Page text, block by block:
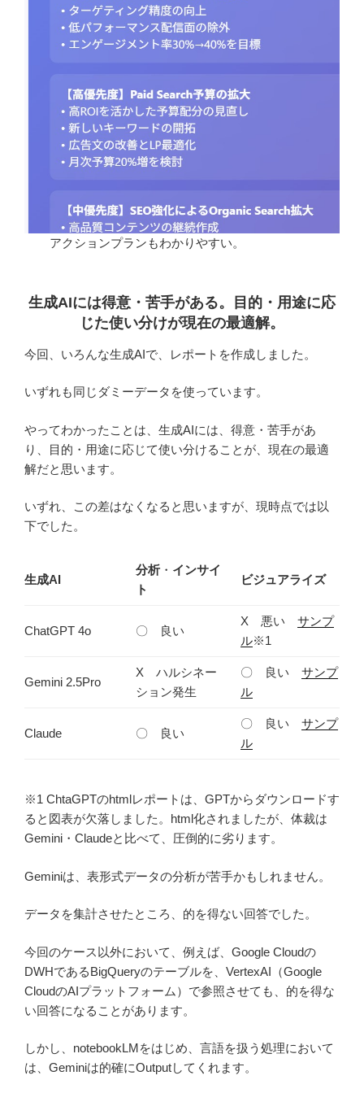
アクションプランもわかりやすい。
生成AIには得意・苦手がある。目的・用途に応
じた使い分けが現在の最適解。
今回、いろんな生成AIで、レポートを作成しました。
いずれも同じダミーデータを使っています。
やってわかったことは、生成AIには、得意・苦手があ
り、目的・用途に応じて使い分けることが、現在の最適
解だと思います。
いずれ、この差はなくなると思いますが、現時点では以
下でした。
生成AI
分析・ インサイ
ト
ビジュアライズ
ChatGPT 4o 〇 良い
X 悪い サンプ
ル※1
Gemini 2.5Pro
X ハルシネー
ション発生
〇 良い サンプ
ル
Claude 〇 良い
〇 良い サンプ
ル
※1 ChtaGPTのhtmlレポートは、GPTからダウンロードす
ると図表が欠落しました。html化されましたが、体裁は
Gemini・Claudeと比べて、圧倒的に劣ります。
Geminiは、表形式データの分析が苦手かもしれません。
データを集計させたところ、的を得ない回答でした。
今回のケース以外において、例えば、Google Cloudの
DWHであるBigQueryのテーブルを、VertexAI（Google
CloudのAIプラットフォーム）で参照させても、的を得な
い回答になることがあります。
しかし、notebookLMをはじめ、言語を扱う処理において
は、Geminiは的確にOutputしてくれます。